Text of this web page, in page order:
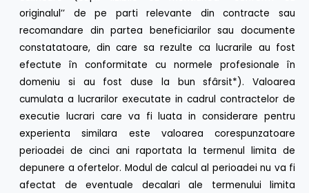
originalul’’ de pe parti relevante din contracte sau
recomandare din partea beneficiarilor sau documente
constatatoare, din care sa rezulte ca lucrarile au fost
efectute în conformitate cu normele profesionale în
domeniu si au fost duse la bun sfârsit*). Valoarea
cumulata a lucrarilor executate in cadrul contractelor de
executie lucrari care va fi luata in considerare pentru
experienta similara este valoarea corespunzatoare
perioadei de cinci ani raportata la termenul limita de
depunere a ofertelor. Modul de calcul al perioadei nu va fi
afectat de eventuale decalari ale termenului limita